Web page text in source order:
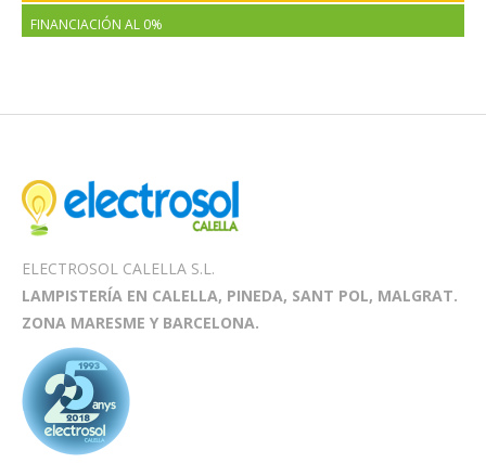
FINANCIACIÓN AL 0%
ELECTROSOL CALELLA S.L.
LAMPISTERÍA EN CALELLA, PINEDA, SANT POL, MALGRAT.
ZONA MARESME Y BARCELONA.